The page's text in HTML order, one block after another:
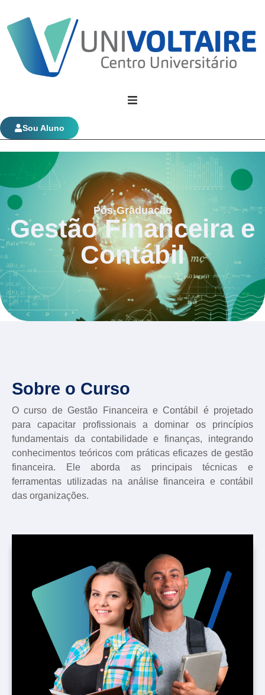
Univoltaire
Graduação
Evolução Funcional
Sou Aluno
Pós-Graduação
Gestão Financeira e
Contábil
Sobre o Curso
O curso de Gestão Financeira e Contábil é projetado
para capacitar profissionais a dominar os princípios
fundamentais da contabilidade e finanças, integrando
conhecimentos teóricos com práticas eficazes de gestão
financeira. Ele aborda as principais técnicas e
ferramentas utilizadas na análise financeira e contábil
das organizações.